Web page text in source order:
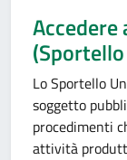
Accedere
Lo Sportello
soggetto
procedimenti
attività